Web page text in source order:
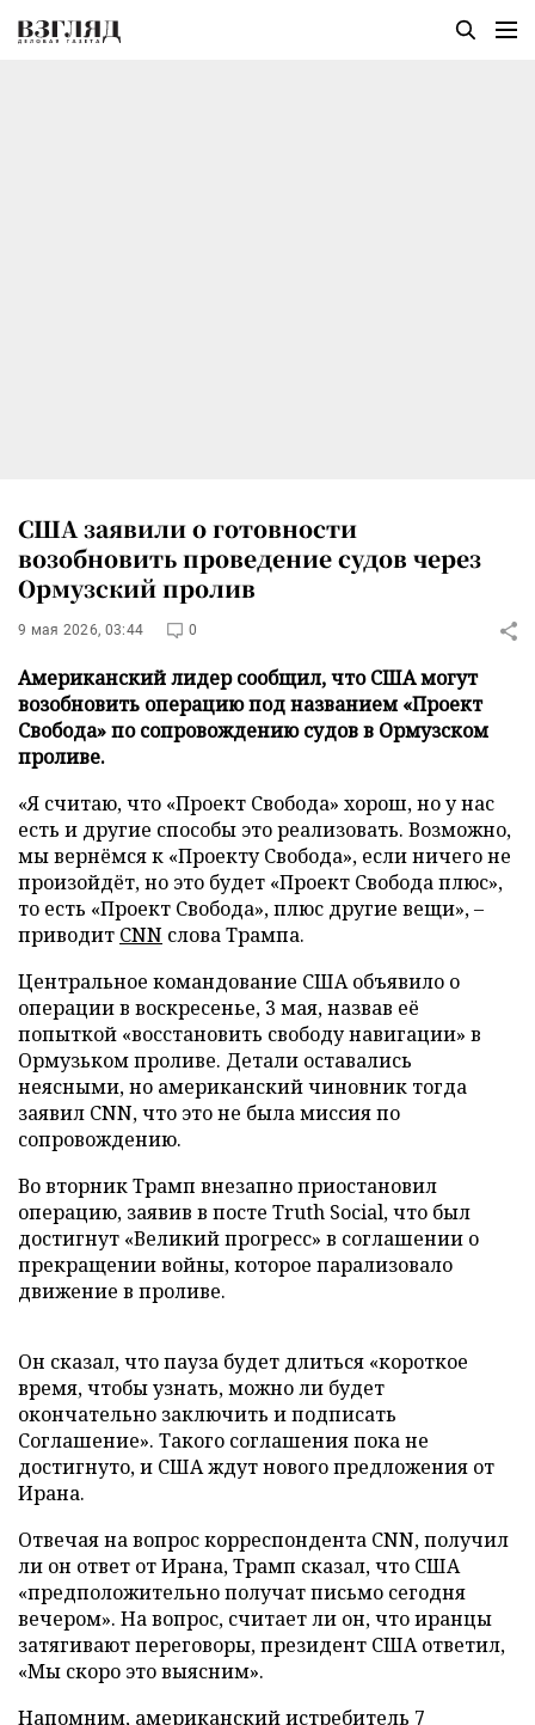
США заявили о готовности
возобновить проведение судов через
Ормузский пролив
9 мая 2026, 03:44 0
Американский лидер сообщил, что США могут
возобновить операцию под названием «Проект
Свобода» по сопровождению судов в Ормузском
проливе.
«Я считаю, что «Проект Свобода» хорош, но у нас
есть и другие способы это реализовать. Возможно,
мы вернёмся к «Проекту Свобода», если ничего не
произойдёт, но это будет «Проект Свобода плюс»,
то есть «Проект Свобода», плюс другие вещи», –
приводит CNN слова Трампа.
Центральное командование США объявило о
операции в воскресенье, 3 мая, назвав её
попыткой «восстановить свободу навигации» в
Ормузьком проливе. Детали оставались
неясными, но американский чиновник тогда
заявил CNN, что это не была миссия по
сопровождению.
Во вторник Трамп внезапно приостановил
операцию, заявив в посте Truth Social, что был
достигнут «Великий прогресс» в соглашении о
прекращении войны, которое парализовало
движение в проливе.
Он сказал, что пауза будет длиться «короткое
время, чтобы узнать, можно ли будет
окончательно заключить и подписать
Соглашение». Такого соглашения пока не
достигнуто, и США ждут нового предложения от
Ирана.
Отвечая на вопрос корреспондента CNN, получил
ли он ответ от Ирана, Трамп сказал, что США
«предположительно получат письмо сегодня
вечером». На вопрос, считает ли он, что иранцы
затягивают переговоры, президент США ответил,
«Мы скоро это выясним».
Напомним, американский истребитель 7